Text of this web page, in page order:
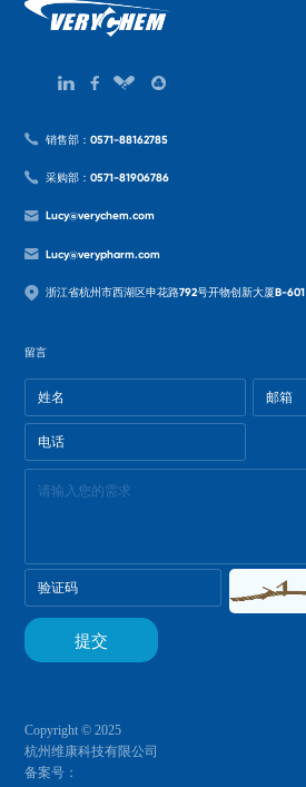
销售部：0571-88162785
采购部：0571-81906786
Lucy@verychem.com
Lucy@verypharm.com
浙江省杭州市西湖区申花路792号开物创新大厦B-601
留言
Copyright © 2025
杭州维康科技有限公司
备案号：